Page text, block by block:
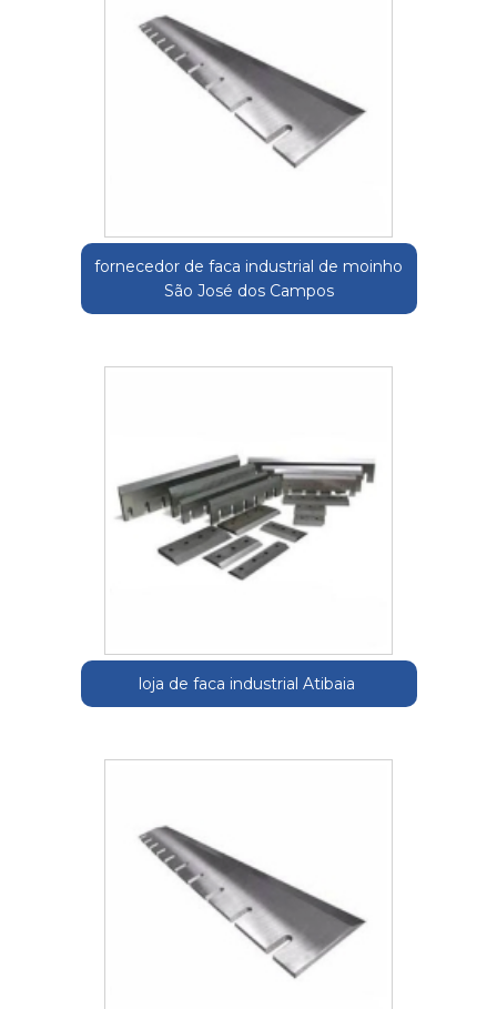
fornecedor de faca industrial de moinho
São José dos Campos
loja de faca industrial Atibaia